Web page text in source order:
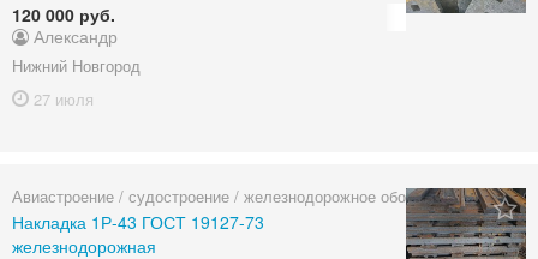
120 000 руб.
Александр
Нижний Новгород
27 июля
Авиастроение / судостроение / железнодорожное оборудование
Накладка 1Р-43 ГОСТ 19127-73
железнодорожная